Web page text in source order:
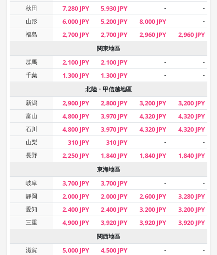
秋田 7,280 JPY 5,930 JPY -
-
山形
6,000 JPY 5,200 JPY 8,000 JPY
-
福島
2,700 JPY 2,700 JPY 2,960 JPY 2,960 JPY
関東地區
群馬
2,100 JPY 2,100 JPY -
-
千葉
1,300 JPY 1,300 JPY -
-
北陸・甲信越地區
新潟
2,900 JPY 2,800 JPY 3,200 JPY 3,200 JPY
富山 4,800 JPY 3,970 JPY 4,320 JPY 4,320 JPY
石川 4,800 JPY 3,970 JPY 4,320 JPY 4,320 JPY
山梨 310 JPY 310 JPY -
-
長野
2,250 JPY 1,840 JPY 1,840 JPY 1,840 JPY
東海地區
岐阜
3,700 JPY 3,700 JPY -
-
靜岡
2,000 JPY 2,000 JPY 2,600 JPY 3,280 JPY
愛知 2,400 JPY 2,400 JPY 3,200 JPY 3,200 JPY
三重 4,900 JPY 3,920 JPY 3,920 JPY 3,920 JPY
関西地區
滋賀
5,000 JPY 4,500 JPY -
-